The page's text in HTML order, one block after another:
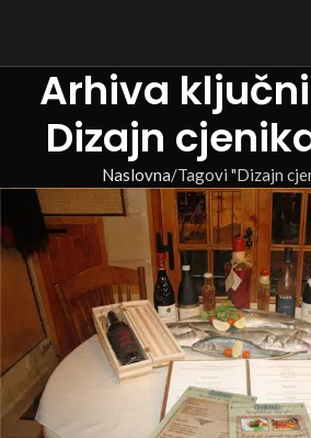
Arhiva
Dizajn
Naslovna Tagovi "Dizajn